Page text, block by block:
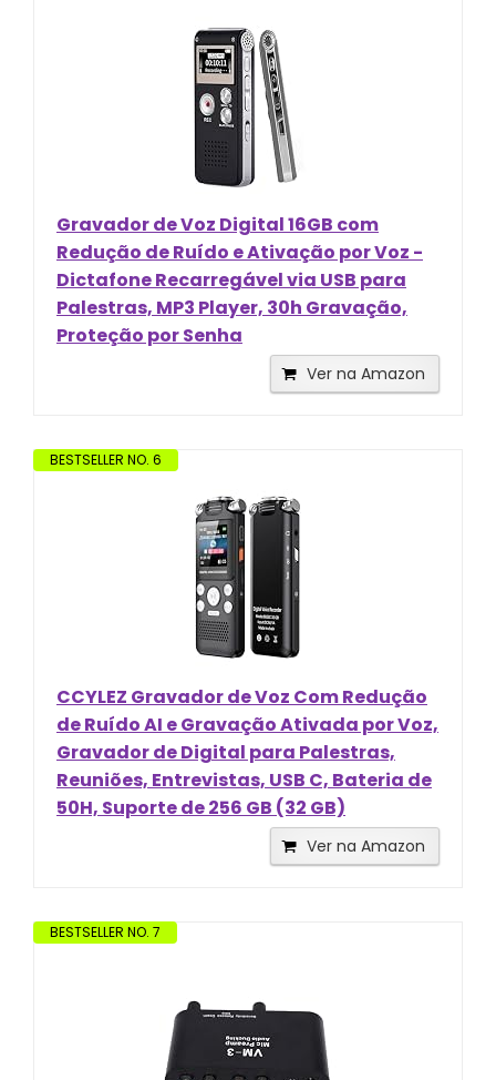
Gravador de Voz Digital 16GB com
Redução de Ruído e Ativação por Voz -
Dictafone Recarregável via USB para
Palestras, MP3 Player, 30h Gravação,
Proteção por Senha
Ver na Amazon
BESTSELLER NO. 6
CCYLEZ Gravador de Voz Com Redução
de Ruído AI e Gravação Ativada por Voz,
Gravador de Digital para Palestras,
Reuniões, Entrevistas, USB C, Bateria de
50H, Suporte de 256 GB (32 GB)
Ver na Amazon
BESTSELLER NO. 7